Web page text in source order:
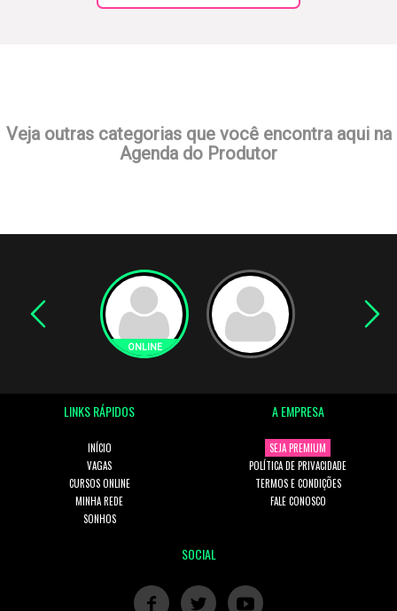
Veja outras categorias que você encontra aqui na
Agenda do Produtor
LINKS RÁPIDOS
INÍCIO
VAGAS
CURSOS ONLINE
MINHA REDE
SONHOS
A EMPRESA
SEJA PREMIUM
POLÍTICA DE PRIVACIDADE
TERMOS E CONDIÇÕES
FALE CONOSCO
SOCIAL